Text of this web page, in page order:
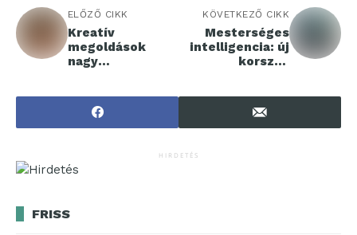
ELŐZŐ CIKK
Kreatív
megoldások
nagy
KÖVETKEZŐ CIKK
Mesterséges
intelligencia: új
korszak
HIRDETÉS
FRISS